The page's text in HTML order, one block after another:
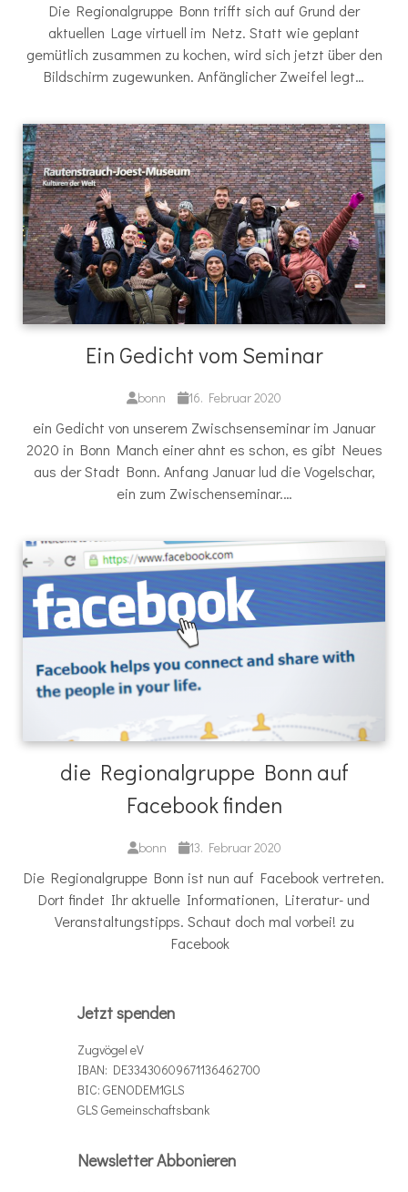
Die Regionalgruppe Bonn trifft sich auf Grund der
aktuellen Lage virtuell im Netz. Statt wie geplant
gemütlich zusammen zu kochen, wird sich jetzt über den
Bildschirm zugewunken. Anfänglicher Zweifel legt…
Ein Gedicht vom Seminar
bonn 16. Februar 2020
ein Gedicht von unserem Zwischsenseminar im Januar
2020 in Bonn Manch einer ahnt es schon, es gibt Neues
aus der Stadt Bonn. Anfang Januar lud die Vogelschar,
ein zum Zwischenseminar.…
die Regionalgruppe Bonn auf
Facebook finden
bonn 13. Februar 2020
Die Regionalgruppe Bonn ist nun auf Facebook vertreten.
Dort findet Ihr aktuelle Informationen, Literatur- und
Veranstaltungstipps. Schaut doch mal vorbei! zu
Facebook
Jetzt spenden
Zugvögel eV
IBAN: DE33430609671136462700
BIC: GENODEM1GLS
GLS Gemeinschaftsbank
Newsletter Abbonieren